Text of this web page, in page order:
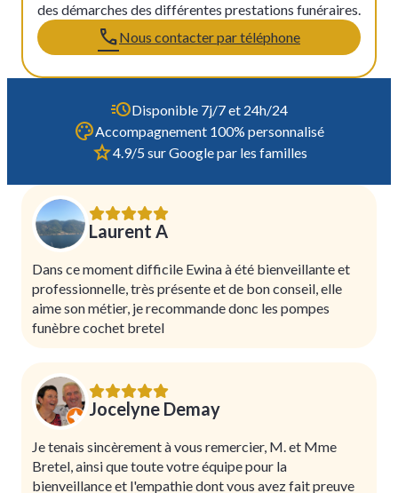
des démarches des différentes prestations funéraires.
Nous contacter par téléphone
Disponible 7j/7 et 24h/24
Accompagnement 100% personnalisé
4.9/5 sur Google par les familles
Laurent A
Dans ce moment difficile Ewina à été bienveillante et
professionnelle, très présente et de bon conseil, elle
aime son métier, je recommande donc les pompes
funèbre cochet bretel
Jocelyne Demay
Je tenais sincèrement à vous remercier, M. et Mme
Bretel, ainsi que toute votre équipe pour la
bienveillance et l'empathie dont vous avez fait preuve